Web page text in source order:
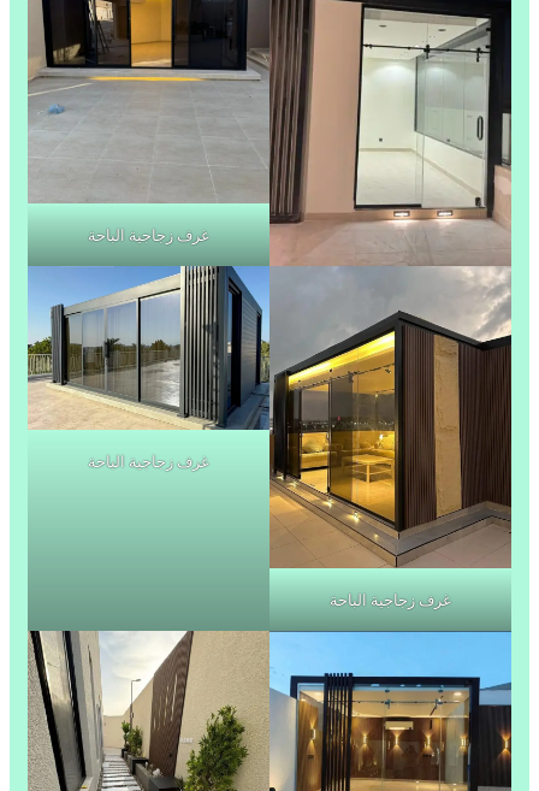
غرف زجاجية الباحة
غرف زجاجية الباحة
غرف زجاجية الباحة